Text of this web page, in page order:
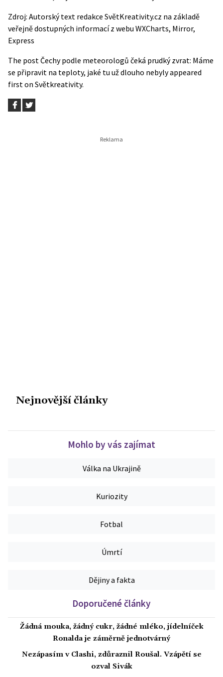
Zdroj: Autorský text redakce SvětKreativity.cz na základě
veřejně dostupných informací z webu WXCharts, Mirror,
Express
The post Čechy podle meteorologů čeká prudký zvrat: Máme
se připravit na teploty, jaké tu už dlouho nebylyappeared
first on Světkreativity.
Nejnovější články
Mohlo by vás zajímat
Válka na Ukrajině
Kuriozity
Fotbal
Úmrtí
Dějiny a fakta
Doporučené články
Žádná mouka, žádný cukr, žádné mléko, jídelníček
Ronalda je záměrně jednotvárný
Nezápasím v Clashi, zdůraznil Roušal. Vzápětí se
ozval Sivák